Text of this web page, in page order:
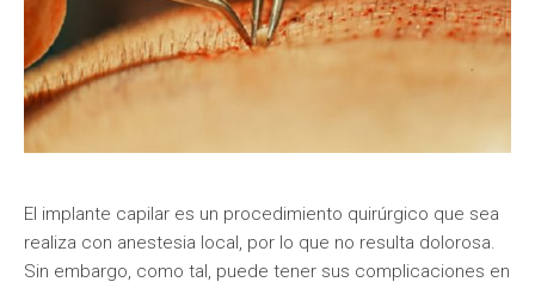
El implante capilar es un procedimiento quirúrgico que sea
realiza con anestesia local, por lo que no resulta dolorosa.
Sin embargo, como tal, puede tener sus complicaciones en